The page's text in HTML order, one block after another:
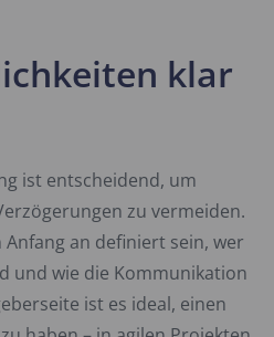
klar
ist entscheidend, um
zu vermeiden.
an definiert sein, wer
und wie die Kommunikation
ist es ideal, einen